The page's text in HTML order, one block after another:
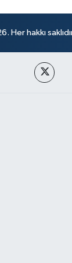
Her hakkı